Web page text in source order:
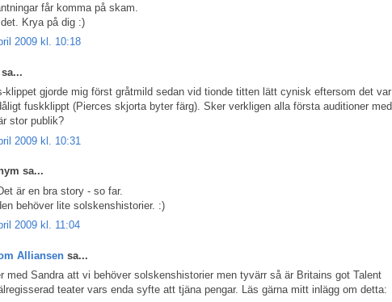
får komma på skam.
Krya på dig :)
2009 kl. 10:18
sa...
klippet gjorde mig först gråtmild sedan vid tionde titten lätt cynisk eftersom det var
fuskklippt (Pierces skjorta byter färg). Sker verkligen alla första auditioner med
stor publik?
2009 kl. 10:31
sa...
är en bra story - so far.
behöver lite solskenshistorier. :)
2009 kl. 11:04
Alliansen sa...
med Sandra att vi behöver solskenshistorier men tyvärr så är Britains got Talent
teater vars enda syfte att tjäna pengar. Läs gärna mitt inlägg om detta: